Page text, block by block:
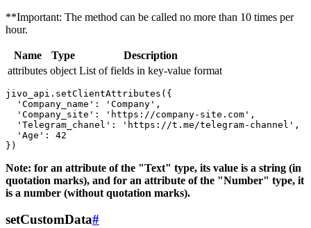
**Important: The method can be called no more than 10 times per
hour.
Name Type
Description
attributes object List of fields in key-value format
jivo_api.setClientAttributes({
  'Company_name': 'Company',
  'Company_site': 'https://company-site.com',
  'Telegram_chanel': 'https://t.me/telegram-channel',
  'Age': 42
Note: for an attribute of the "Text" type, its value is a string (in
quotation marks), and for an attribute of the "Number" type, it
is a number (without quotation marks).
setCustomData#